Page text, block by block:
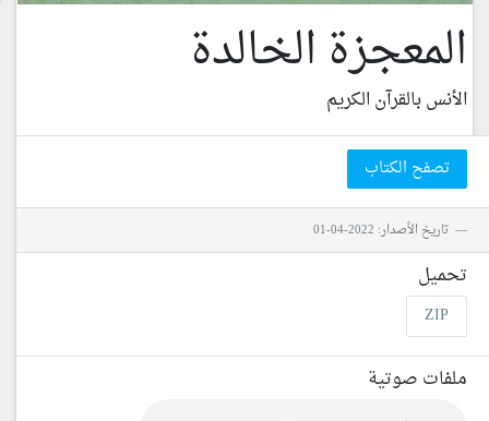
المعجزة الخالدة
الأنس بالقرآن الكريم
تصفح الكتاب
تاريخ الأصدار: 2022-04-01
تحميل
ZIP
ملفات صوتية